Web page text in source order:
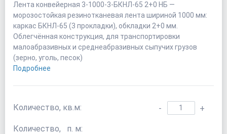
Лента конвейерная 3-1000-3-БКНЛ-65 2+0 НБ —
морозостойкая резинотканевая лента шириной 1000 мм:
каркас БКНЛ-65 (3 прокладки), обкладки 2+0 мм.
Облегчённая конструкция, для транспортировки
малоабразивных и среднеабразивных сыпучих грузов
(зерно, уголь, песок)
Подробнее
Количество, кв.м: - +
Количество, п. м: